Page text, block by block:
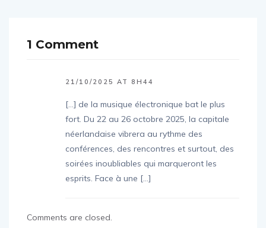
1 Comment
21/10/2025 AT 8H44
[…] de la musique électronique bat le plus
fort. Du 22 au 26 octobre 2025, la capitale
néerlandaise vibrera au rythme des
conférences, des rencontres et surtout, des
soirées inoubliables qui marqueront les
esprits. Face à une […]
Comments are closed.